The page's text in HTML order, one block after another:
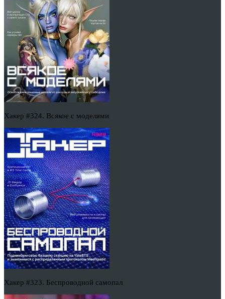
Хакер #324. Всякое с моделями
Хакер #323. Беспроводной самопал